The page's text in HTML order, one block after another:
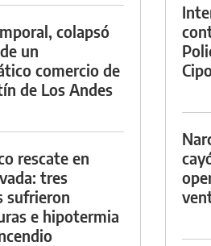
colapsó
un
comercio de
de Los Andes
rescate en
tres
sufrieron
e hipotermia